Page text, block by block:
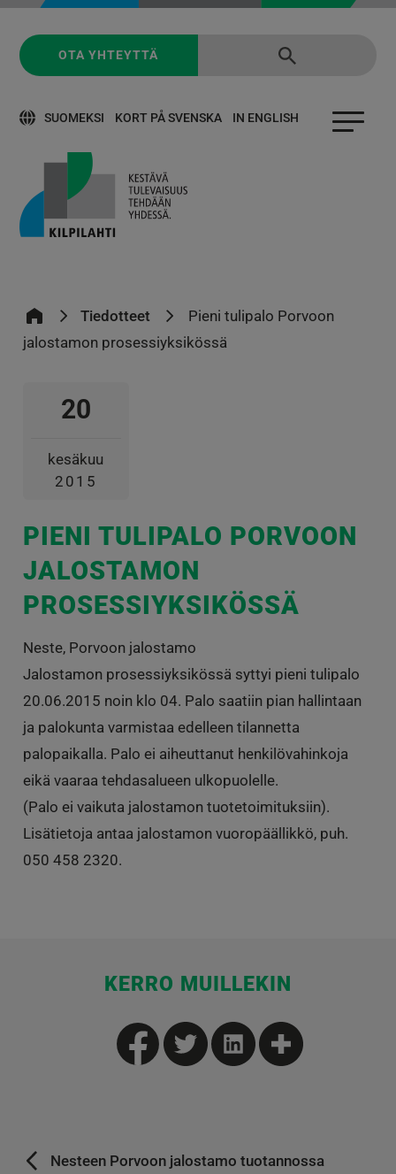
SUOMEKSI KORT PÅ SVENSKA IN ENGLISH
OTA YHTEYTTÄ
Tiedotteet
Pieni tulipalo Porvoon
jalostamon prosessiyksikössä
20
kesäkuu
2015
PIENI TULIPALO PORVOON
JALOSTAMON
PROSESSIYKSIKÖSSÄ
Neste, Porvoon jalostamo
Jalostamon prosessiyksikössä syttyi pieni tulipalo
20.06.2015 noin klo 04. Palo saatiin pian hallintaan
ja palokunta varmistaa edelleen tilannetta
palopaikalla. Palo ei aiheuttanut henkilövahinkoja
eikä vaaraa tehdasalueen ulkopuolelle.
(Palo ei vaikuta jalostamon tuotetoimituksiin).
Lisätietoja antaa jalostamon vuoropäällikkö, puh.
050 458 2320.
KERRO MUILLEKIN
Nesteen Porvoon jalostamo tuotannossa